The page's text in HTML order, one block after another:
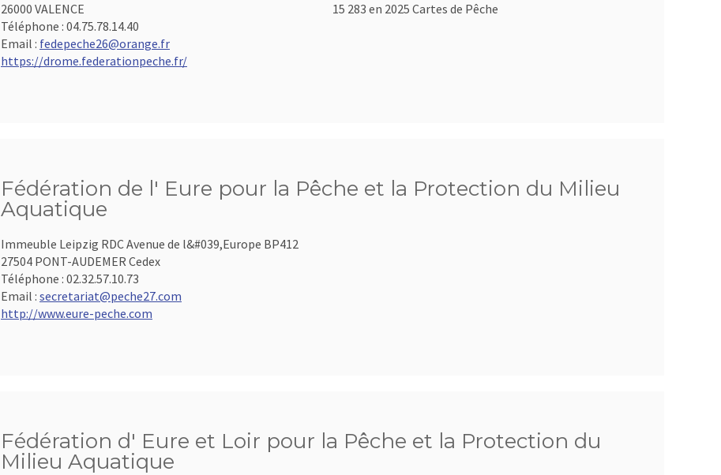
26000 VALENCE
Téléphone : 04.75.78.14.40
Email : fedepeche26@orange.fr
https://drome.federationpeche.fr/
15 283 en 2025 Cartes de Pêche
Fédération de l' Eure pour la Pêche et la Protection du Milieu
Aquatique
Immeuble Leipzig RDC Avenue de l&#039,Europe BP412
27504 PONT-AUDEMER Cedex
Téléphone : 02.32.57.10.73
Email : secretariat@peche27.com
http://www.eure-peche.com
Fédération d' Eure et Loir pour la Pêche et la Protection du
Milieu Aquatique